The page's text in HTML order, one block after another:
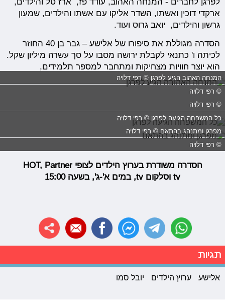
ארקדי דוכין ואשתו, השדר אליקו עם אשתו והילדים, שמעון
גרשון והילדים, יואב גרוס ועוד.
הסדרה מגוללת את סיפורו של אלישע – גבר בן 40 החוזר
לכיתה ו' כתנאי לקבלת ירושה מסבו על סך עשרה מיליון שקל.
הוא יוצר חוויות מצחיקות ומתחבר למספר תלמידים,
המנחה האהוב הגיע לפרגן © רפי דלויה
© רפי דלויה
© רפי דלויה
כל המשפחה הגיעה לפרגן © רפי דלויה
מפרגן ומתנהג בהתאם © רפי דלויה
© רפי דלויה
הסדרה משודרת בערוץ הילדים לצופיHOT, Partner
tv וסלקום tv, במים א'-ג', בשעה 15:00
תגיות
אלישע ערוץ הילדים יובל סמו